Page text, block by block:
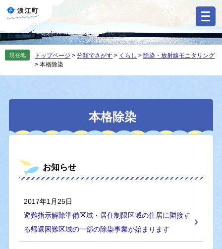
の
先
す
ー
を
し
現在地 トップページ > 分類でさがす > くらし > 除染・放射線モニタリング
> 本格除染
本
本格除染
お知らせ
2017年1月25日
避難指示解除準備区域・居住制限区域の住居に隣接す
る帰還困難区域の一部の除染事業が始まります